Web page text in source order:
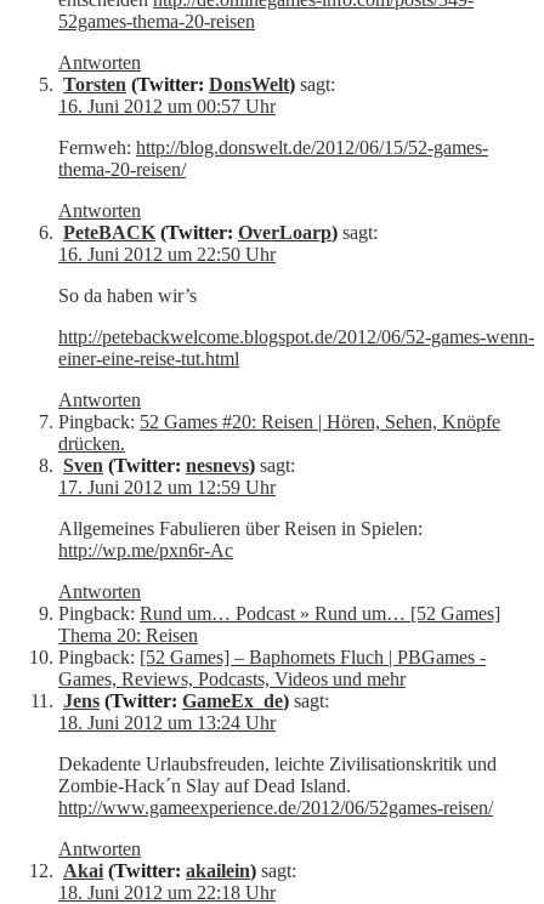
52games-thema-20-reisen
Antworten
Torsten (Twitter: DonsWelt) sagt:
16. Juni 2012 um 00:57 Uhr
Fernweh: http://blog.donswelt.de/2012/06/15/52-games-
thema-20-reisen/
Antworten
PeteBACK (Twitter: OverLoarp) sagt:
16. Juni 2012 um 22:50 Uhr
So da haben wir’s
http://petebackwelcome.blogspot.de/2012/06/52-games-wenn-
einer-eine-reise-tut.html
Antworten
Pingback: 52 Games #20: Reisen | Hören, Sehen, Knöpfe
drücken.
Sven (Twitter: nesnevs) sagt:
17. Juni 2012 um 12:59 Uhr
Allgemeines Fabulieren über Reisen in Spielen:
http://wp.me/pxn6r-Ac
Antworten
Pingback: Rund um… Podcast » Rund um… [52 Games]
Thema 20: Reisen
Pingback: [52 Games] – Baphomets Fluch | PBGames -
Games, Reviews, Podcasts, Videos und mehr
Jens (Twitter: GameEx_de) sagt:
18. Juni 2012 um 13:24 Uhr
Dekadente Urlaubsfreuden, leichte Zivilisationskritik und
Zombie-Hack´n Slay auf Dead Island.
http://www.gameexperience.de/2012/06/52games-reisen/
Antworten
Akai (Twitter: akailein) sagt:
18. Juni 2012 um 22:18 Uhr